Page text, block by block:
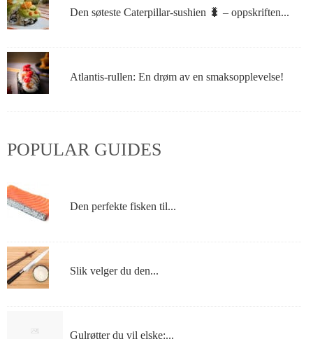
Den søteste Caterpillar-sushien 🐛 – oppskriften...
Atlantis-rullen: En drøm av en smaksopplevelse!
POPULAR GUIDES
Den perfekte fisken til...
Slik velger du den...
Gulrøtter du vil elske:...